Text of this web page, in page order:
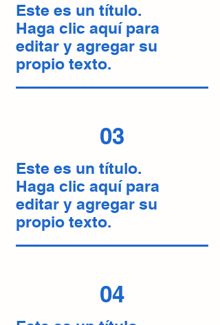
Este es un título.
Haga clic aquí para
editar y agregar su
propio texto.
03
Este es un título.
Haga clic aquí para
editar y agregar su
propio texto.
04